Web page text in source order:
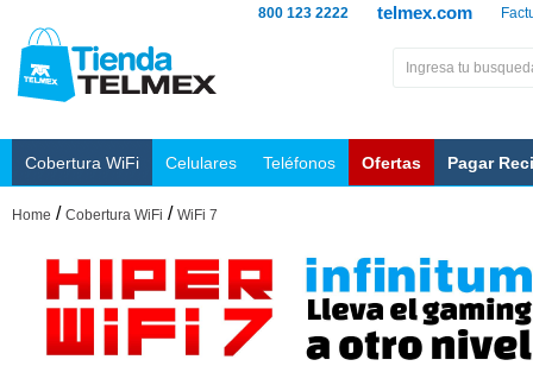
telmex.com
800 123 2222
Cobertura WiFi Celulares Teléfonos Ofertas Pagar
Home / Cobertura WiFi / WiFi 7